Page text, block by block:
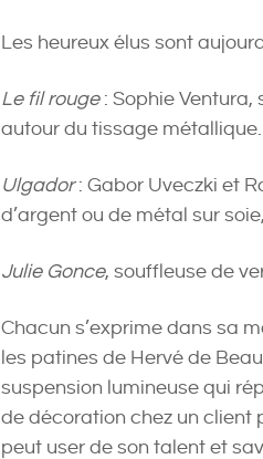
Les heureux élus sont
Le fil rouge : Sophie
autour du tissage métallique.
Ulgador: Gabor Uveczki et
d’argent ou de métal sur
Julie Gonce, souffleuse de
Chacun s’exprime dans sa
les patines de Hervé de
suspension lumineuse qui
de décoration chez un client
peut user de son talent et